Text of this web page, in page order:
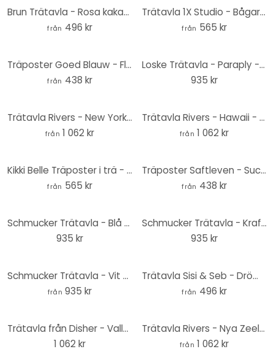
Brun Trätavla - Rosa kakadua - Rund
från 496 kr
Trätavla 1X Studio - Bågar och knoppar - Rund
från 565 kr
Träposter Goed Blauw - Flamingo
från 438 kr
Loske Trätavla - Paraply - 40x41,5 cm
935 kr
Trätavla Rivers - New York - 40x41,5 cm
från 1 062 kr
Trätavla Rivers - Hawaii - 40x41,5 cm
från 1 062 kr
Kikki Belle Träposter i trä - Dinowelt
från 565 kr
Träposter Saftleven - Suckulent
från 438 kr
Schmucker Trätavla - Blå kulor - 40x41,5 cm
935 kr
Schmucker Trätavla - Kraft och tystnad - 40x41,5 cm
935 kr
Schmucker Trätavla - Vit vallmo - 40x41,5 cm
från 935 kr
Trätavla Sisi & Seb - Drömlik öken - Rund
från 496 kr
Trätavla från Disher - Vallmo i glas - 40x41,5 cm
1 062 kr
Trätavla Rivers - Nya Zeeland - 40x41,5 cm
från 1 062 kr